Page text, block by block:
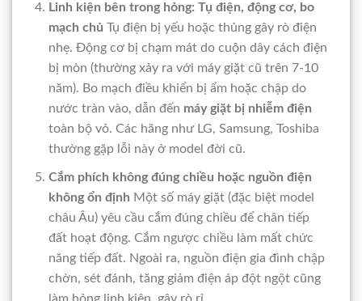
Linh kiện bên trong hỏng: Tụ điện, động cơ, bo
mạch chủ Tụ điện bị yếu hoặc thủng gây rò điện
nhẹ. Động cơ bị chạm mát do cuộn dây cách điện
bị mòn (thường xảy ra với máy giặt cũ trên 7-10
năm). Bo mạch điều khiển bị ẩm hoặc chập do
nước tràn vào, dẫn đến máy giặt bị nhiễm điện
toàn bộ vỏ. Các hãng như LG, Samsung, Toshiba
thường gặp lỗi này ở model đời cũ.
Cắm phích không đúng chiều hoặc nguồn điện
không ổn định Một số máy giặt (đặc biệt model
châu Âu) yêu cầu cắm đúng chiều để chân tiếp
đất hoạt động. Cắm ngược chiều làm mất chức
năng tiếp đất. Ngoài ra, nguồn điện gia đình chập
chờn, sét đánh, tăng giảm điện áp đột ngột cũng